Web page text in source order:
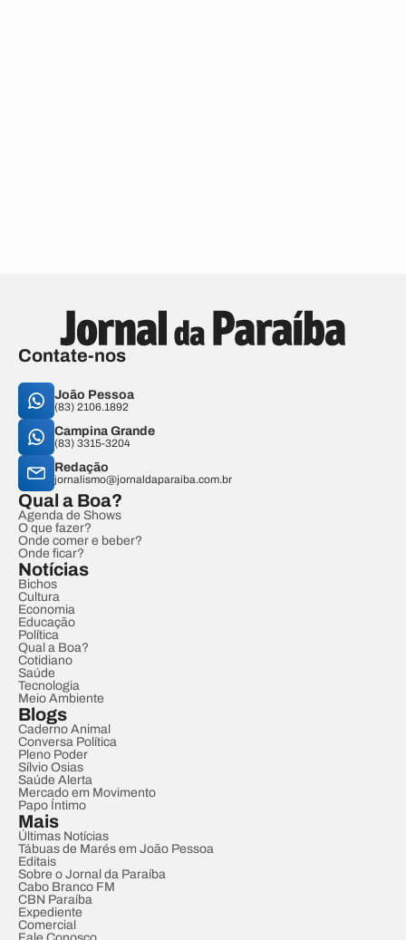
Contate-nos
João Pessoa
(83) 2106.1892
Campina Grande
(83) 3315-3204
Redação
jornalismo@jornaldaparaiba.com.br
Qual a Boa?
Agenda de Shows
O que fazer?
Onde comer e beber?
Onde ficar?
Notícias
Bichos
Cultura
Economia
Educação
Política
Qual a Boa?
Cotidiano
Saúde
Tecnologia
Meio Ambiente
Blogs
Caderno Animal
Conversa Política
Pleno Poder
Sílvio Osias
Saúde Alerta
Mercado em Movimento
Papo Íntimo
Mais
Últimas Notícias
Tábuas de Marés em João Pessoa
Editais
Sobre o Jornal da Paraíba
Cabo Branco FM
CBN Paraíba
Expediente
Comercial